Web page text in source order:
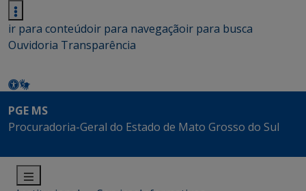
ir para conteúdoir para navegaçãoir para busca
Ouvidoria Transparência
PGE MS
Procuradoria-Geral do Estado de Mato Grosso do Sul